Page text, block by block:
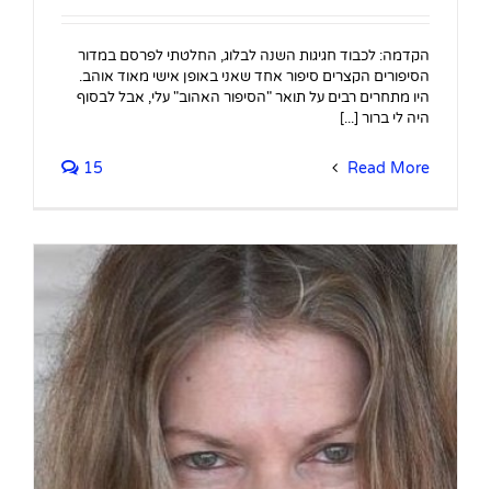
הקדמה: לכבוד חגיגות השנה לבלוג, החלטתי לפרסם במדור
הסיפורים הקצרים סיפור אחד שאני באופן אישי מאוד אוהב.
היו מתחרים רבים על תואר "הסיפור האהוב" עלי, אבל לבסוף
היה לי ברור [...]
Read More
15